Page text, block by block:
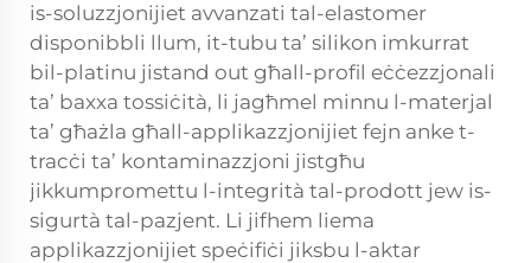
is-soluzzjonijiet avvanzati tal-elastomer
disponibbli llum, it-tubu ta’ silikon imkurrat
bil-platinu jistand out għall-profil eċċezzjonali
ta’ baxxa tossiċità, li jagħmel minnu l-materjal
ta’ għażla għall-applikazzjonijiet fejn anke t-
tracċi ta’ kontaminazzjoni jistgħu
jikkumpromettu l-integrità tal-prodott jew is-
sigurtà tal-pazjent. Li jifhem liema
applikazzjonijiet speċifiċi jiksbu l-aktar